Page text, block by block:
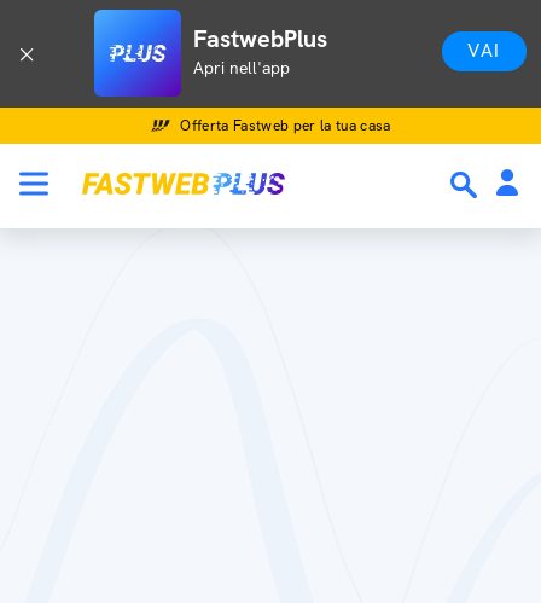
FastwebPlus
Apri nell'app
VAI
Offerta Fastweb per la tua casa